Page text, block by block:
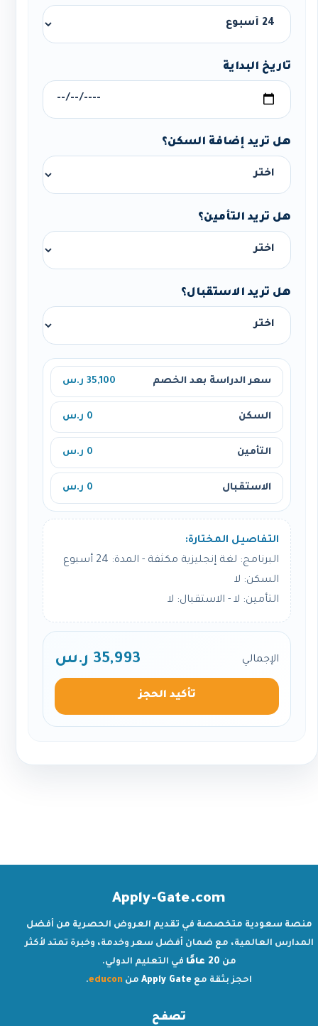
تاريخ البداية
هل تريد إضافة السكن؟
هل تريد التأمين؟
هل تريد الاستقبال؟
سعر الدراسة بعد الخصم 35,100 ر.س
السكن 0 ر.س
التأمين 0 ر.س
الاستقبال 0 ر.س
التفاصيل المختارة:
البرنامج: لغة إنجليزية مكثفة - المدة: 24 أسبوع
السكن: لا
التأمين: لا - الاستقبال: لا
الإجمالي 35,993 ر.س
تأكيد الحجز
Apply-Gate.com
منصة سعودية متخصصة في تقديم العروض الحصرية من أفضل
المدارس العالمية، مع ضمان أفضل سعر وخدمة، وخبرة تمتد لأكثر
من 20 عامًا
في التعليم الدولي.
احجز بثقة مع Apply Gate من educon
.
تصفح